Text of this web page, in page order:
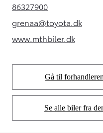
86327900(Opens in new tab)
grenaa@toyota.dk
(Opens in new
www.mthbiler.dk
(Opens in new
Gå til
Se alle biler fra